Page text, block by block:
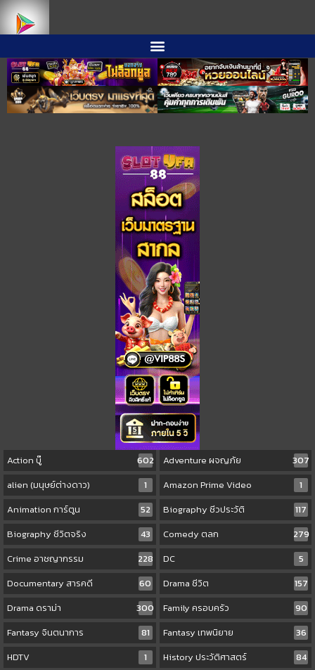
Action บู๊ 602 Adventure ผจญภัย
307
alien (มนุษย์ต่างดาว)
1 Amazon Prime Video
1
Animation การ์ตูน
52 Biography ชีวประวัติ
117
Biography ชีวิตจริง
43 Comedy ตลก
279
Crime อาชญากรรม
228 DC
5
Documentary สารคดี
60 Drama ชีวิต
157
Drama ดราม่า
300 Family ครอบครัว
90
Fantasy จินตนาการ
81 Fantasy เทพนิยาย
36
HDTV
1 History ประวัติศาสตร์
84